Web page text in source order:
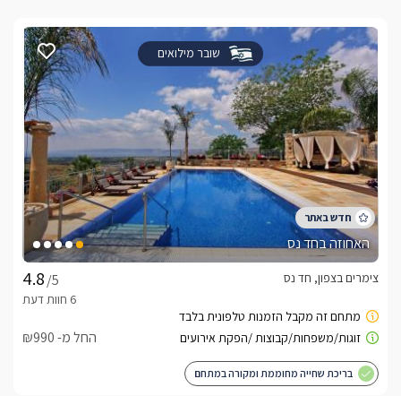
שובר מילואים
האחוזה בחד נס
/5
צימרים בצפון, חד נס
החל מ- ₪990
בריכת שחייה מחוממת ומקורה במתחם